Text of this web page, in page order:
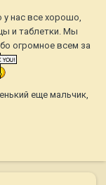
нас все хорошо,
и таблетки. Мы
огромное всем за
еще мальчик,